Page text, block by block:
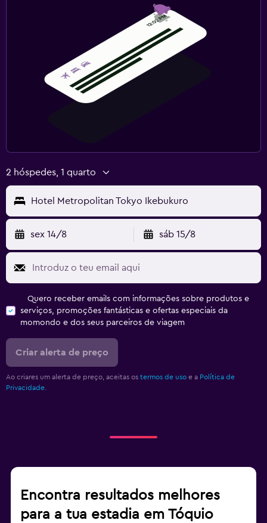
2 hóspedes, 1 quarto
Hotel Metropolitan Tokyo Ikebukuro
sex 14/8 sáb 15/8
Quero receber emails com informações sobre produtos e
serviços, promoções fantásticas e ofertas especiais da
momondo e dos seus parceiros de viagem
Criar alerta de preço
Ao criares um alerta de preço, aceitas os termos de uso e a Política de
Privacidade.
Encontra resultados melhores
para a tua estadia em Tóquio